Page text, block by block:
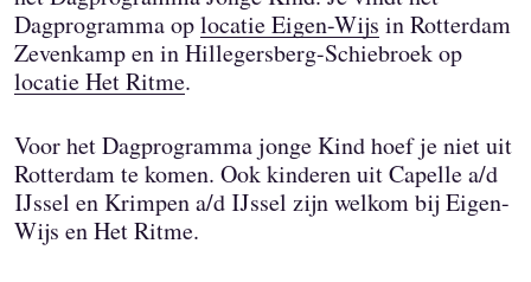
Dagprogramma oplocatie Eigen-Wijs in Rotterdam
Zevenkamp en in Hillegersberg-Schiebroek op
locatie Het Ritme.
Voor het Dagprogramma jonge Kind hoef je niet uit
Rotterdam te komen. Ook kinderen uit Capelle a/d
IJssel en Krimpen a/d IJssel zijn welkom bij Eigen-
Wijs en Het Ritme.